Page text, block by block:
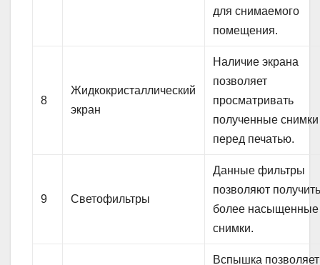
для снимаемого
помещения.
8
Жидкокристаллический
экран
Наличие экрана
позволяет
просматривать
полученные снимки
перед печатью.
9 Светофильтры
Данные фильтры
позволяют
более насыщенные
снимки.
Вспышка позволяет